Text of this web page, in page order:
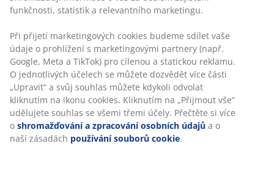
funkčnosti, statistik a relevantního marketingu.
Při přijetí marketingových cookies budeme sdílet vaše
údaje o prohlížení s marketingovými partnery (např.
Google, Meta a TikTok) pro cílenou a statickou reklamu.
O jednotlivých účelech se můžete dozvědět více části
„Upravit“ a svůj souhlas můžete kdykoli odvolat
kliknutím na ikonu cookies. Kliknutím na „Přijmout vše“
udělujete souhlas se všemi třemi účely. Přečtěte si více
o shromažďování a zpracování osobních údajů a o
naší zásadách používání souborů cookie.